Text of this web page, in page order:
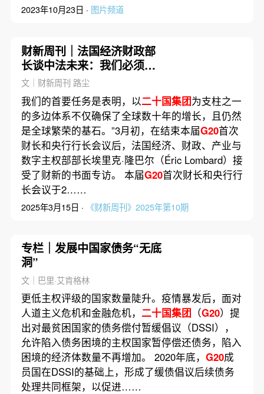
2023年10月23日 · 图片频道
财新周刊｜法国经济财政部
长谈中法未来：我们必须走
得更远
文｜财新周刊 路尘
我们的首要任务是表明，以二十国集团为支柱之一
的多边体系不仅确保了全球数十年的增长，且仍然
是全球繁荣的基石。”3月初，在结束本届G20首次
财长和央行行长会议后，法国经济、财政、产业与
数字主权部部长埃里克·隆巴尔（Éric Lombard）接
受了财新的书面专访。 本届G20首次财长和央行行
长会议于2……
2025年3月15日 · 《财新周刊》2025年第10期
专栏｜发展中国家债务“无底
洞”
文｜巴里·艾肯格林
更低主权评级的国家数量陡升。疫情暴发后，面对
人道主义危机和金融危机， 二十国集团 （G20）提
出对最贫困国家的债务偿付暂缓倡议（DSSI），
允许陷入债务困境的主权国家暂停偿还债务，陷入
困境的经济体数量不再增加。 2020年底， G20成
员国在DSSI的基础上，形成了缓债倡议后续债务
处理共同框架，以促进……